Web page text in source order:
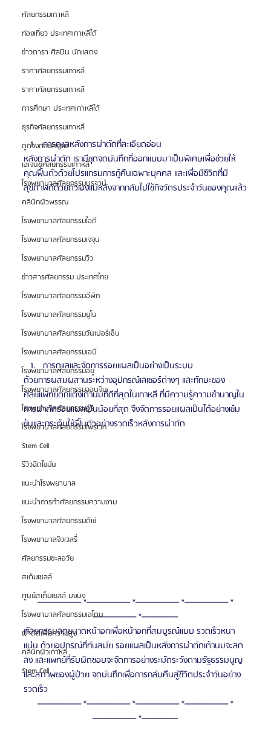
ศัลยกรรมเกาหลี
ท่องเที่ยว ประเทศเกาหลีใต้
ข่าวดารา ศิลปิน นักแสดง
ราคาศัลยกรรมเกาหลี
ราคาศัลยกรรมเกาหลี
การศึกษา ประเทศเกาหลีใต้
ธุรกิจศัลยกรรมเกาหลี
ดูดวงศัลยกรรม
เอเจนซี่ศัลยกรรมเกาหลี
โรงพยาบาลศัลยกรรมบราวน์
คลินิกผิวพรรณ
โรงพยาบาลศัลยกรรมไอดี
โรงพยาบาลศัลยกรรมเจจุน
โรงพยาบาลศัลยกรรมวิว
ข่าวสารศัลยกรรม ประเทศไทย
โรงพยาบาลศัลยกรรมอีพิก
โรงพยาบาลศัลยกรรมยูโน
โรงพยาบาลศัลยกรรมวันเปอร์เซ็น
โรงพยาบาลศัลยกรรมเอบี
โรงพยาบาลศัลยกรรมอียู
โรงพยาบาลศัลยกรรมวอนจิน
โรงพยาบาลศัลยกรรมอูรี
โรงพยาบาลศัลยกรรมไพรเวท
Stem Cell
รีวิวฉีดไขมัน
แนะนำโรงพยาบาล
แนะนำการทำศัลยกรรมความงาม
โรงพยาบาลศัลยกรรมดีเซ่
โรงพยาบาลจิวเวลรี่
ศัลยกรรมชะลอวัย
สเต็มเซลล์
ศูนย์สเต็มเซลล์ บงบง
โรงพยาบาลศัลยกรรมเอโตน
ผ่าตัดเพิ่มความสูง
คลินิกผิวเกาหลี
Stem Cell
การดูแลหลังการผ่าตัดที่ละเอียดอ่อน
หลังการผ่าตัด เรามีชุดจดบันทึกที่ออกแบบมาเป็นพิเศษเพื่อช่วยให้
คุณฟื้นตัวด้วยโปรแกรมการกู้คืนเฉพาะบุคคล และเพื่อมีชีวิตที่มี
สุขภาพดีด้วยตัวเองแม้หลังจากกลับไปใช้กิจวัตรประจำวันของคุณแล้ว
การดูแลและจัดการรอยแผลเป็นอย่างเป็นระบบ
ด้วยการผสมผสานระหว่างอุปกรณ์เลเซอร์ต่างๆ และทักษะของ
ศัลยแพทย์ตกแต่งเต้านมที่ดีที่สุดในเกาหลี ที่มีความรู้ความชำนาญใน
การผ่าตัดรอยแผลเป็นน้อยที่สุด จึงจัดการรอยแผลเป็นได้อย่างเข้ม
ข้นและกระตุ้นให้ฟื้นตัวอย่างรวดเร็วหลังการผ่าตัด
—————— *—————— *—————— *—————— *
—————— *—————
ศัลยกรรมลดขนาดหน้าอกเพื่อหน้าอกที่สมบูรณ์แบบ รวดเร็วหนา
แน่น ด้วยอุปกรณ์ที่ทันสมัย ​​รอยแผลเป็นหลังการผ่าตัดเต้านมจะลด
ลง และแพทย์ที่รับผิดชอบจะจัดการอย่างระมัดระวังตามรัฐธรรมนูญ
และสภาพของผู้ป่วย จดบันทึกเพื่อการกลับคืนสู่ชีวิตประจำวันอย่าง
รวดเร็ว
—————— *—————— *—————— *—————— *
—————— *—————